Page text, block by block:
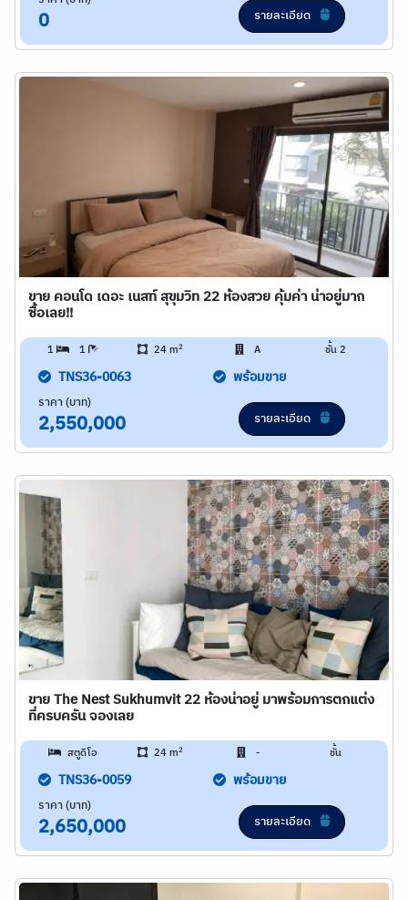
0 รายละเอียด
ขาย คอนโด เดอะ เนสท์ สุขุมวิท 22 ห้องสวย คุ้มค่า น่าอยู่มาก
ซื้อเลย!!
1 1 24 m2 A ชั้น 2
TNS36-0063 พร้อมขาย
ราคา (บาท)
2,550,000 รายละเอียด
ขาย The Nest Sukhumvit 22 ห้องน่าอยู่ มาพร้อมการตกแต่ง
ที่ครบครัน จองเลย
สตูดิโอ 24 m2 - ชั้น
TNS36-0059 พร้อมขาย
ราคา (บาท)
2,650,000 รายละเอียด